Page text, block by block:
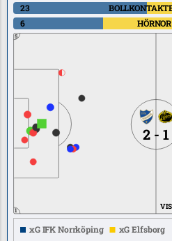
23
6
HÖRNOR
5
1
2 - 1